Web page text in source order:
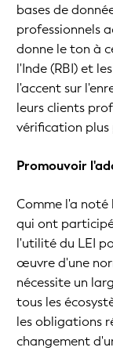
bases de
professionnels
donne le ton à
l'Inde (RBI) et
l'accent sur
leurs clients
vérification plus
Promouvoir
Comme l'a noté
qui ont
l'utilité du LEI
œuvre d'une
nécessite un
tous les
les obligations
changement